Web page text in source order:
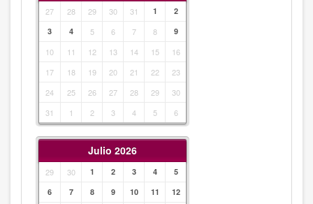
27 28 29 30 31 1
2
3
4 5 6 7 8 9
10 11 12 13 14 15
16
17
18 19 20 21 22
23
24
25 26 27 28 29
30
31
1 2 3 4 5 6
Julio 2026
29 30 1 2 3 4
5
6
7 8 9 10 11
12